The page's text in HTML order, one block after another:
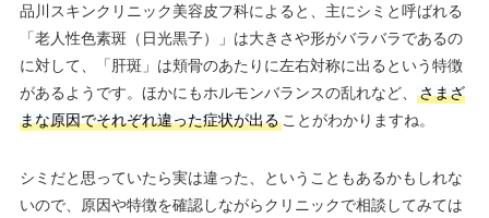
品川スキンクリニック美容皮フ科によると、主にシミと呼ばれる
「老人性色素斑（日光黒子）」は大きさや形がバラバラであるの
に対して、「肝斑」は頬骨のあたりに左右対称に出るという特徴
があるようです。ほかにもホルモンバランスの乱れなど、
さまざ
まな原因でそれぞれ違った症状が出ることがわかりますね。
シミだと思っていたら実は違った、ということもあるかもしれな
いので、原因や特徴を確認しながらクリニックで相談してみては